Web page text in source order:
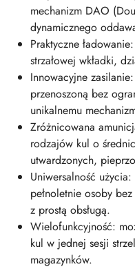
mechanizm DAO
dynamicznego
Praktyczne
strzałowej wkładki,
Innowacyjne
przenoszoną bez
unikalnemu
Zróżnicowana
rodzajów kul o
utwardzonych,
Uniwersalność
pełnoletnie osoby
z prostą obsługą.
Wielofunkcyjność:
kul w jednej sesji
magazynków.